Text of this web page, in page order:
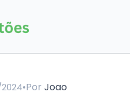
•Por Joao